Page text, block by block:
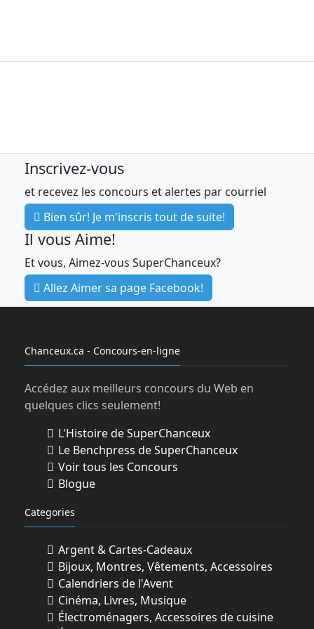
(ci-après : la « Politique de Confidentialité
Organisateurs et se déroule pendant la
Période, sur Internet, sur la Page
Concours.
2. ADMISSIBILITÉ
Ce Concours s'adresse à toute personne
résidant au Québec âgée de 18 ans ou
plus. Sont exclus les employés, dirigeants,
administrateurs, mandataires, agents et
sociétés affiliées, liées, apparentées,
divisions et filiales, de leurs agences de
et marchands participants, les
fournisseurs
de Prix, de matériel et de services du
Concours ainsi que tout autre intervenant
lié à la tenue de ce Concours (ci-après
collectivement : les « Entités
famille immédiate (frères, sœurs, enfants,
père, mère,
conjoint) et toutes les personnes avec
lesquelles cohabitent les personnes
précitées.
3. MÉTHODE DE PARTICIPATION
Inscrivez-vous
et recevez les concours et alertes par courriel
Bien sûr! Je m'inscris tout de suite!
Il vous Aime!
Et vous, Aimez-vous SuperChanceux?
Allez Aimer sa page Facebook!
Chanceux.ca - Concours-en-ligne
Accédez aux meilleurs concours du Web en
quelques clics seulement!
L'Histoire de SuperChanceux
Le Benchpress de SuperChanceux
Voir tous les Concours
Blogue
Categories
Argent & Cartes-Cadeaux
Bijoux, Montres, Vêtements, Accessoires
Calendriers de l'Avent
Cinéma, Livres, Musique
Électroménagers, Accessoires de cuisine